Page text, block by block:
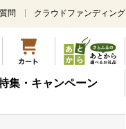
問 クラウドファンディング
集・キャンペーン